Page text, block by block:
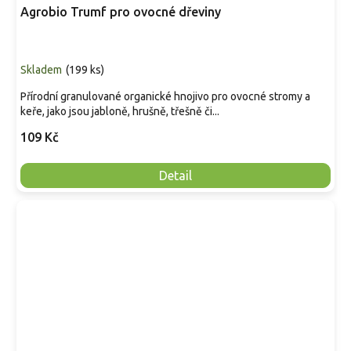
Agrobio Trumf pro ovocné dřeviny
Skladem (199 ks)
109 Kč
Detail
Přírodní granulované organické hnojivo pro ovocné stromy a
keře, jako jsou jabloně, hrušně, třešně či...